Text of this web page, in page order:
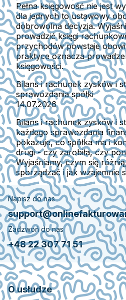
Pełna księgowość nie jest
dla jednych to ustawowy
dobrowolna decyzja.
prowadzić księgi
przychodów powstaje
praktyce oznacza
księgowości.
Bilans i rachunek zysków i
sprawozdania spółki
14.07.2026
Bilans i rachunek zysków i
każdego sprawozdania
pokazuje, co spółka ma i
drugi - czy zarobiła, czy
Wyjaśniamy, czym się
sporządzać i jak wzajemnie
Napisz do nas
Zadzwoń do nas
+48 22 307 71 51
O usłudze